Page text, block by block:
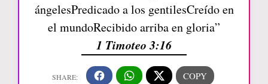
ángelesPredicado a los gentilesCreído en
el mundoRecibido arriba en gloria”
1 Timoteo 3:16